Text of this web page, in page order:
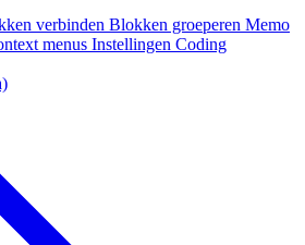
verbinden Blokken groeperen Memo
menus Instellingen Coding